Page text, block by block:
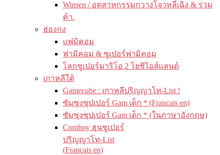
Winsen / อุตสาหกรรมกวางโจวหลี่เฉิง & ร่วม
ค้า.
ฮ่องกง
แฟมิคอม
ฟามิคอม & ซูเปอร์ฟามิคอม
โลกซูเปอร์มาริโอ 2 โยชิไอส์แลนด์
เกาหลีใต้
Gamecube : เกาหลีปริญญาโท-List !
ซัมซุงซุปเปอร์ Gam เด็ก * (Français en)
ซัมซุงซุปเปอร์ Gam เด็ก * (ในภาษาอังกฤษ)
Comboy ฮุนซูเปอร์
ปริญญาโท-List
(Français en)